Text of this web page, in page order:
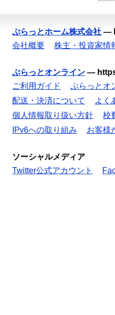
ぷらっとホーム株式会社 —
会社概要
株主・投資家情
ぷらっとオンライン —
ご利用ガイド
ぷらっとオ
配送・決済について
よく
個人情報取り扱い方針
校
IPv6への取り組み
お客様
ソーシャルメディア
Twitter公式アカウント